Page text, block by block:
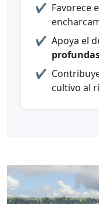
✔️ Favorece
✔️ Apoya el
✔️
cultivo al